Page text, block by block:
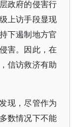
政府的侵害行
上访手段显现
下遏制地方官
害。因此，在
信访救济有助
现，尽管作为
数情况下不能